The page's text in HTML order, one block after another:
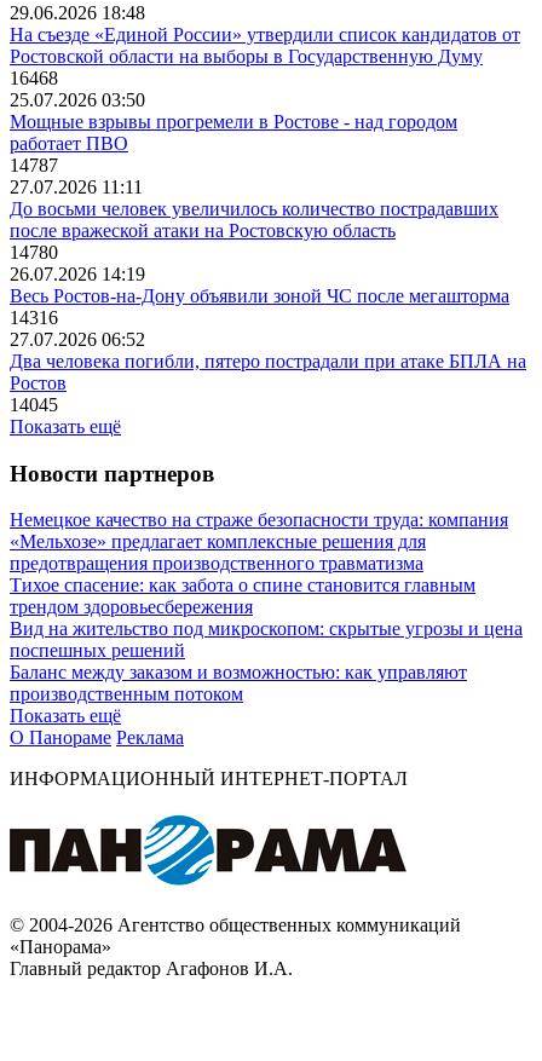
29.06.2026 18:48
На съезде «Единой России» утвердили список кандидатов от
Ростовской области на выборы в Государственную Думу
16468
25.07.2026 03:50
Мощные взрывы прогремели в Ростове - над городом
работает ПВО
14787
27.07.2026 11:11
До восьми человек увеличилось количество пострадавших
после вражеской атаки на Ростовскую область
14780
26.07.2026 14:19
Весь Ростов-на-Дону объявили зоной ЧС после мегашторма
14316
27.07.2026 06:52
Два человека погибли, пятеро пострадали при атаке БПЛА на
Ростов
14045
Показать ещё
Новости партнеров
Немецкое качество на страже безопасности труда: компания
«Мельхозе» предлагает комплексные решения для
предотвращения производственного травматизма
Тихое спасение: как забота о спине становится главным
трендом здоровьесбережения
Вид на жительство под микроскопом: скрытые угрозы и цена
поспешных решений
Баланс между заказом и возможностью: как управляют
производственным потоком
Показать ещё
О Панораме Реклама
ИНФОРМАЦИОННЫЙ ИНТЕРНЕТ-ПОРТАЛ
© 2004-2026 Агентство общественных коммуникаций
«Панорама»
Главный редактор Агафонов И.А.